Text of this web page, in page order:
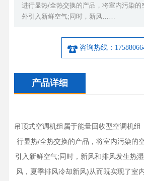
进行显热/全热交换的产品，将室内污染的
外引入新鲜空气;同时，新风……
咨询热线：
产品详细
吊顶式空调机组属于能量回收型空调机组
行显热/全热交换的产品，将室内污染的
引入新鲜空气;同时，新风和排风发生热
风，夏季排风冷却新风)从而既实现了室